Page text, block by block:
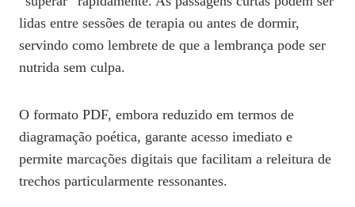
lidas entre sessões de terapia ou antes de dormir,
servindo como lembrete de que a lembrança pode ser
nutrida sem culpa.
O formato PDF, embora reduzido em termos de
diagramação poética, garante acesso imediato e
permite marcações digitais que facilitam a releitura de
trechos particularmente ressonantes.